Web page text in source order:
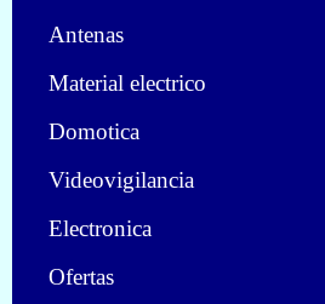
Antenas
Material electrico
Domotica
Videovigilancia
Electronica
Ofertas